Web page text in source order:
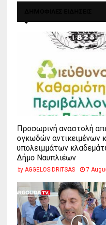
Προσωρινή αναστολή
ογκωδών αντικειμένων
υπολειμμάτων
Δήμο Ναυπλιέων
by AGGELOS DRITSAS 7